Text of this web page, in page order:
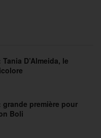
D’Almeida, le
grande première pour
Boli